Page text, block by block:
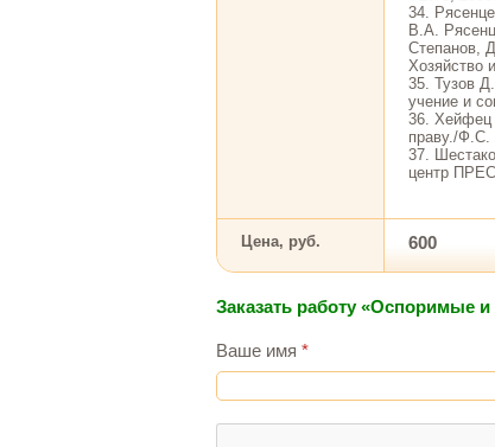
34.
В.А.
Степанов,
Хозяйство
35. Тузов
учение и
36. Хейфец
праву./
37.
центр
Цена, руб. 600
Заказать работу «Оспоримые
Ваше имя *